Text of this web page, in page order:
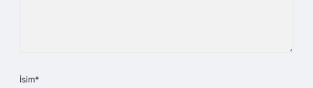
İsim*